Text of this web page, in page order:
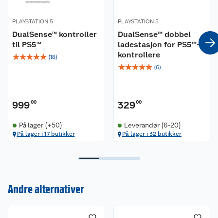
PLAYSTATION 5
DualSense™ kontroller
til PS5™
☆☆☆☆☆ (18)
99900
På lager (+50)
På lager i 17 butikker
PLAYSTATION 5
DualSense™ dobbel
ladestasjon for PS5™-
kontrollere
☆☆☆☆☆ (6)
32900
Leverandør (6-20)
På lager i 32 butikker
Andre alternativer
Om oss
Kontakt oss